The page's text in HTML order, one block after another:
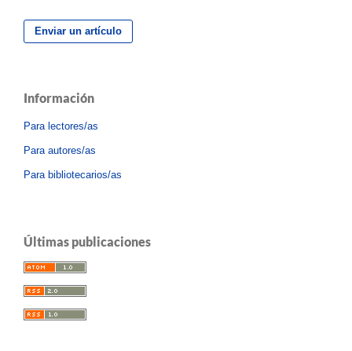
Enviar un artículo
Información
Para lectores/as
Para autores/as
Para bibliotecarios/as
Últimas publicaciones